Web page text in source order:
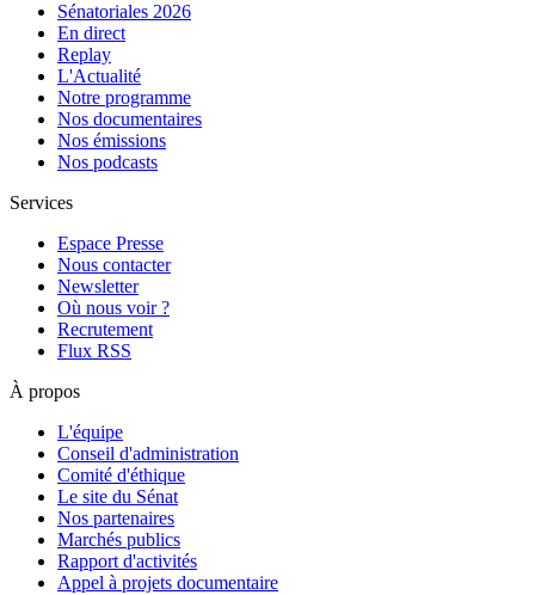
Sénatoriales 2026
En direct
Replay
L'Actualité
Notre programme
Nos documentaires
Nos émissions
Nos podcasts
Services
Espace Presse
Nous contacter
Newsletter
Où nous voir ?
Recrutement
Flux RSS
À propos
L'équipe
Conseil d'administration
Comité d'éthique
Le site du Sénat
Nos partenaires
Marchés publics
Rapport d'activités
Appel à projets documentaire